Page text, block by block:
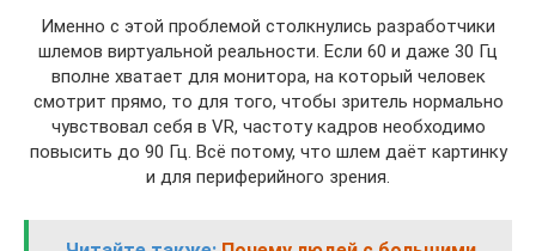
Именно с этой проблемой столкнулись разработчики
шлемов виртуальной реальности. Если 60 и даже 30 Гц
вполне хватает для монитора, на который человек
смотрит прямо, то для того, чтобы зритель нормально
чувствовал себя в VR, частоту кадров необходимо
повысить до 90 Гц. Всё потому, что шлем даёт картинку
и для периферийного зрения.